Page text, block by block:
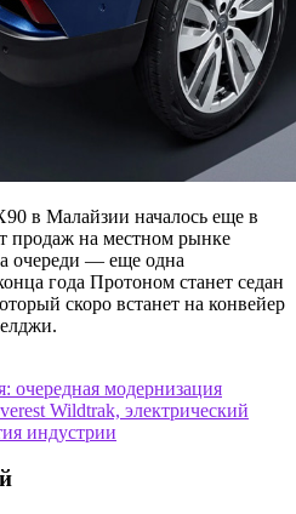
в Малайзии началось еще в
продаж на местном рынке
очереди — еще одна
года Протоном станет седан
скоро встанет на конвейер
очередная модернизация
Wildtrak, электрический
индустрии